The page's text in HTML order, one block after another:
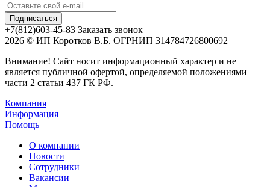
+7(812)603-45-83 Заказать звонок
2026 © ИП Коротков В.Б. ОГРНИП 314784726800692
Внимание! Сайт носит информационный характер и не
является публичной офертой, определяемой положениями
части 2 статьи 437 ГК РФ.
Компания
Информация
Помощь
О компании
Новости
Сотрудники
Вакансии